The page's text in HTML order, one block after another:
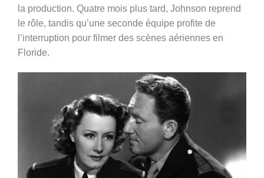
la production. Quatre mois plus tard, Johnson reprend
le rôle, tandis qu’une seconde équipe profite de
l’interruption pour filmer des scènes aériennes en
Floride.